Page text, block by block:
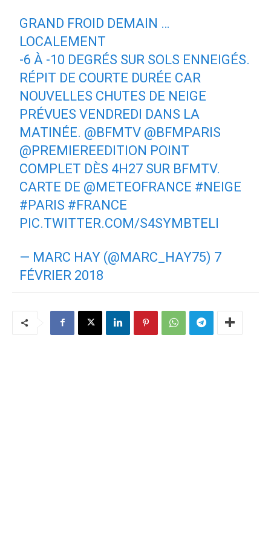
GRAND FROID DEMAIN …
LOCALEMENT
-6 À -10 DEGRÉS SUR SOLS ENNEIGÉS.
RÉPIT DE COURTE DURÉE CAR
NOUVELLES CHUTES DE NEIGE
PRÉVUES VENDREDI DANS LA
MATINÉE. @BFMTV @BFMPARIS
@PREMIEREEDITION POINT
COMPLET DÈS 4H27 SUR BFMTV.
CARTE DE @METEOFRANCE #NEIGE
#PARIS #FRANCE
PIC.TWITTER.COM/S4SYMBTELI
— MARC HAY (@MARC_HAY75) 7
FÉVRIER 2018